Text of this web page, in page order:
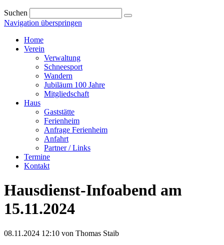
Suchen
Navigation überspringen
Home
Verein
Verwaltung
Schneesport
Wandern
Jubiläum 100 Jahre
Mitgliedschaft
Haus
Gaststätte
Ferienheim
Anfrage Ferienheim
Anfahrt
Partner / Links
Termine
Kontakt
Hausdienst-Infoabend am
15.11.2024
08.11.2024 12:10 von Thomas Staib